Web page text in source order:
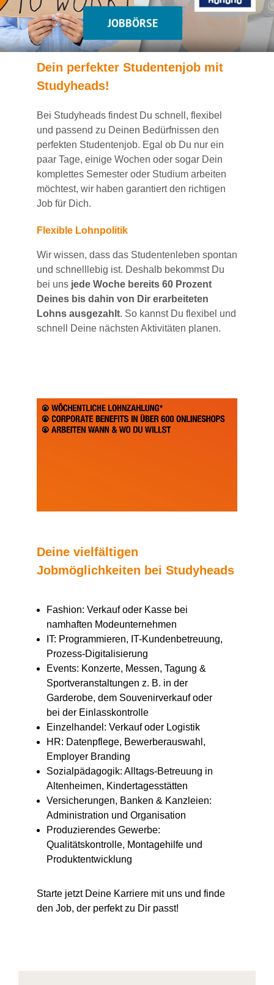
JOBBÖRSE
Dein perfekter Studentenjob mit
Studyheads!
Bei Studyheads findest Du schnell, flexibel
und passend zu Deinen Bedürfnissen den
perfekten Studentenjob. Egal ob Du nur ein
paar Tage, einige Wochen oder sogar Dein
komplettes Semester oder Studium arbeiten
möchtest, wir haben garantiertden richtigen
Job für Dich.
Flexible Lohnpolitik
Wir wissen, dass das Studentenleben spontan
und schnelllebig ist. Deshalb bekommst Du
bei uns jede Woche bereits 60 Prozent
Deines bis dahin von Dir erarbeiteten
Lohns ausgezahlt. So kannst Du flexibel und
schnell Deine nächsten Aktivitäten planen.
Deine vielfältigen
Jobmöglichkeiten bei Studyheads
Fashion: Verkauf oder Kasse bei
namhaften Modeunternehmen
IT: Programmieren, IT-Kundenbetreuung,
Prozess-Digitalisierung
Events: Konzerte, Messen, Tagung &
Sportveranstaltungen z. B. in der
Garderobe, dem Souvenirverkauf oder
bei der Einlasskontrolle
Einzelhandel: Verkauf oder Logistik
HR: Datenpflege, Bewerberauswahl,
Employer Branding
Sozialpädagogik: Alltags-Betreuung in
Altenheimen, Kindertagesstätten
Versicherungen, Banken & Kanzleien:
Administration und Organisation
Produzierendes Gewerbe:
Qualitätskontrolle, Montagehilfe und
Produktentwicklung
Starte jetzt Deine Karriere mit uns und finde
den Job, der perfekt zu Dir passt!